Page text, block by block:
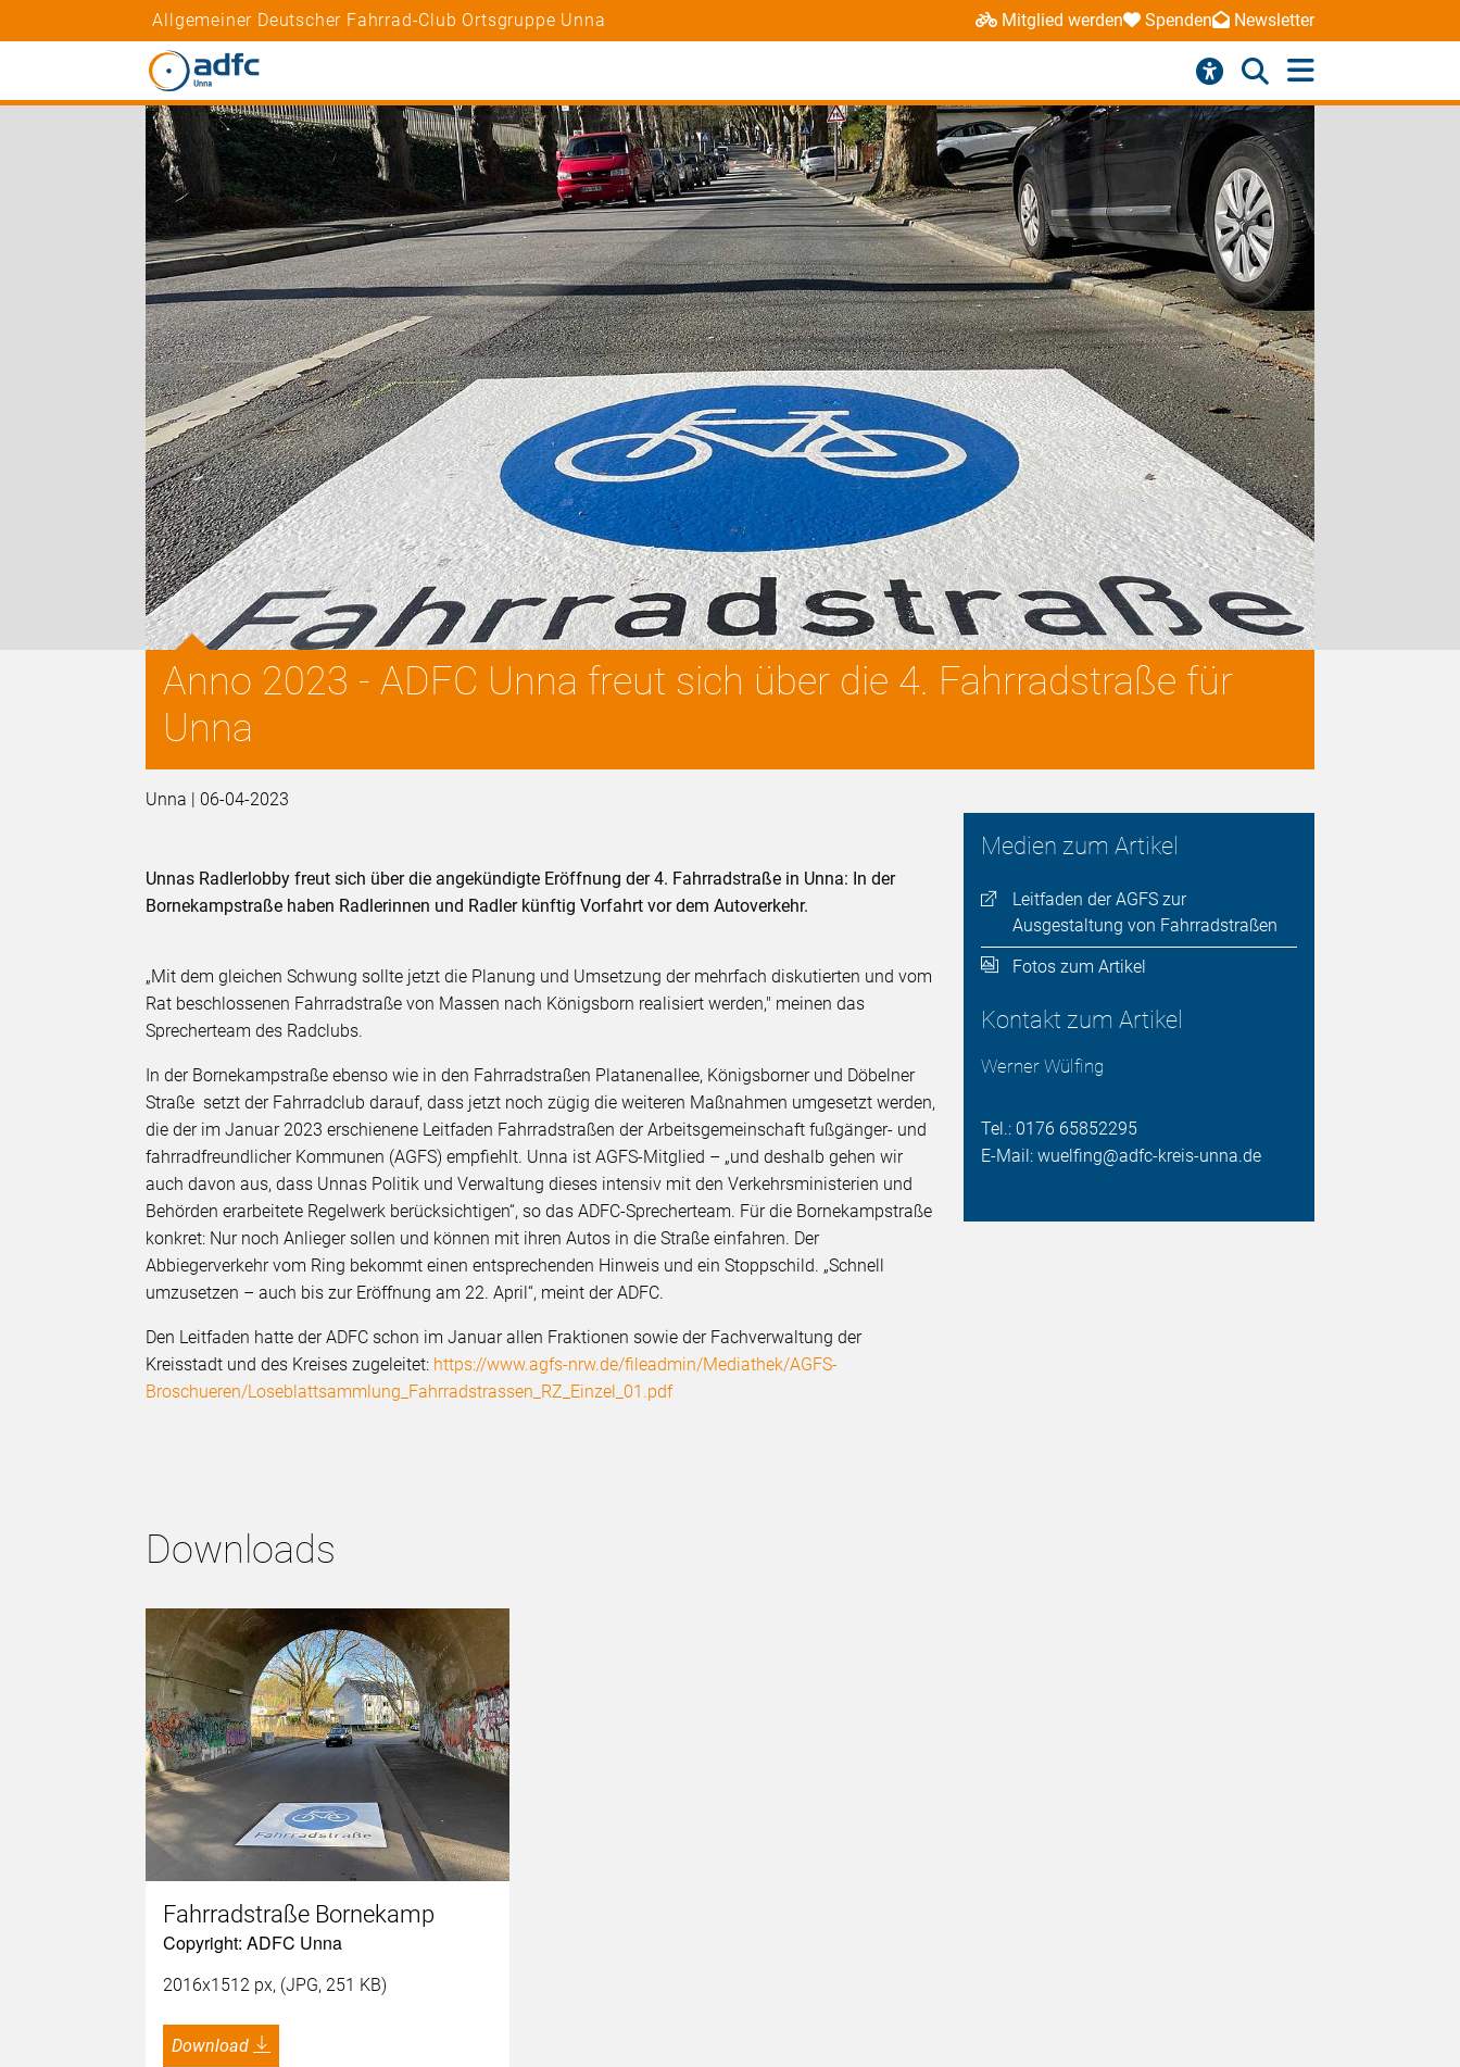
Allgemeiner Deutscher Fahrrad-Club Ortsgruppe Unna Mitglied werden Spenden Newsletter
Anno 2023 - ADFC Unna freut sich über die 4. Fahrradstraße für
Unna
Unna | 06-04-2023
Medien zum Artikel
Leitfaden der AGFS zur
Ausgestaltung von Fahrradstraßen
Fotos zum Artikel
Kontakt zum Artikel
Werner Wülfing
Tel.: 0176 65852295
E-Mail: wuelfing@adfc-kreis-unna.de
Unnas Radlerlobby freut sich über die angekündigte Eröffnung der 4. Fahrradstraße in Unna: In der
Bornekampstraße haben Radlerinnen und Radler künftig Vorfahrt vor dem Autoverkehr.
„Mit dem gleichen Schwung sollte jetzt die Planung und Umsetzung der mehrfach diskutierten und vom
Rat beschlossenen Fahrradstraße von Massen nach Königsborn realisiert werden," meinen das
Sprecherteam des Radclubs.
In der Bornekampstraße ebenso wie in den Fahrradstraßen Platanenallee, Königsborner und Döbelner
Straße setzt der Fahrradclub darauf, dass jetzt noch zügig die weiteren Maßnahmen umgesetzt werden,
die der im Januar 2023 erschienene Leitfaden Fahrradstraßen der Arbeitsgemeinschaft fußgänger- und
fahrradfreundlicher Kommunen (AGFS) empfiehlt. Unna ist AGFS-Mitglied – „und deshalb gehen wir
auch davon aus, dass Unnas Politik und Verwaltung dieses intensiv mit den Verkehrsministerien und
Behörden erarbeitete Regelwerk berücksichtigen“, so das ADFC-Sprecherteam. Für die Bornekampstraße
konkret: Nur noch Anlieger sollen und können mit ihren Autos in die Straße einfahren. Der
Abbiegerverkehr vom Ring bekommt einen entsprechenden Hinweis und ein Stoppschild. „Schnell
umzusetzen – auch bis zur Eröffnung am 22. April“, meint der ADFC.
Den Leitfaden hatte der ADFC schon im Januar allen Fraktionen sowie der Fachverwaltung der
Kreisstadt und des Kreises zugeleitet: https://www.agfs-nrw.de/fileadmin/Mediathek/AGFS-
Broschueren/Loseblattsammlung_Fahrradstrassen_RZ_Einzel_01.pdf
Downloads
Fahrradstraße Bornekamp
Copyright: ADFC Unna
2016x1512 px, (JPG, 251 KB)
Download